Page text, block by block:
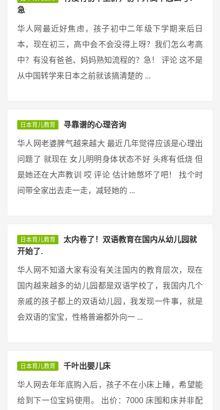
急
华人网最近好焦虑，孩子初中二年级下学期来后日
本，现在初三，高中会不会没得上呀？我们怎么考高
中？有没有爸爸、妈妈熟知流程的？急！ 评论 这不是
从中国转学来日本之前就该搞清楚的 ...
日本育儿教育 寻靠谱的心理咨询
华人网老婆脾气越来越大 最近几年觉得应该是心理出
问题了 就现在 女儿明明身体状态不好 头疼有低烧 但
是她还在大声教训 哎 评论 估计她憋坏了吧！ 找个时
间带全家出去走一走，减轻她的 ...
日本育儿教育
太内卷了！双语教育在国内从幼儿园就
开始了.
华人网不知道大家有没有关注国内的教育层次，现在
国内越来越多的幼儿园都是双语学校了，我国内几个
亲戚的孩子都上的双语幼儿园，我发现一件事，就是
会双语的宝宝，性格普遍都外向一 ...
日本育儿教育 千叶出婴儿床
华人网去年年底购入后，孩子不在小床上睡，希望能
给到下一位宝妈使用。 出价：7000 床围和床并非配